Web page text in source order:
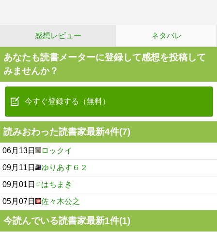
感想レビュー ネタバレ
あなたも読書メーターに登録して感想を投稿して
みませんか？
今すぐ登録する（無料）
読みおわった読書家最新4件(7)
06月13日 ロックイ
09月11日 ゆりあす６２
09月01日 はちまき
05月07日 佐々木公之
今読んでいる読書家最新1件(1)